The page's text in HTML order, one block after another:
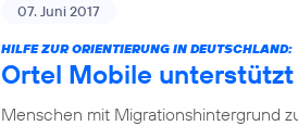
07. Juni 2017
HILFE ZUR ORIENTIERUNG IN DEUTSCHLAND:
Ortel Mobile
Menschen mit Migrationshintergrund